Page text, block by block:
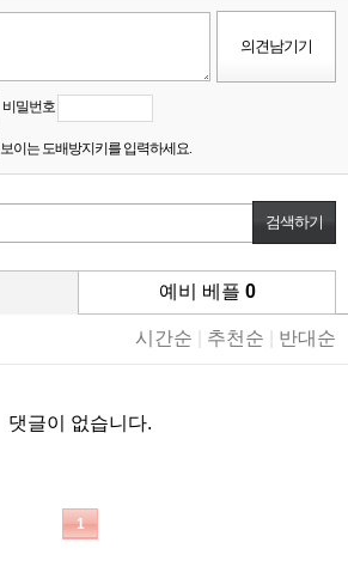
비밀번호
보이는 도배방지키를 입력하세요.
예비 베플 0
시간순 추천순 반대순
댓글이 없습니다.
1